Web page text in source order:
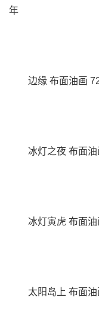
年
边缘 布面油画
冰灯之夜 布面
冰灯寅虎 布面
太阳岛上 布面